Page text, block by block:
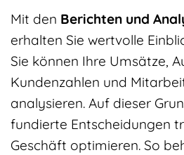
Mit den Berichten und
erhalten Sie wertvolle
Sie können Ihre Umsätze,
Kundenzahlen und
analysieren. Auf dieser
fundierte Entscheidungen
Geschäft optimieren. So